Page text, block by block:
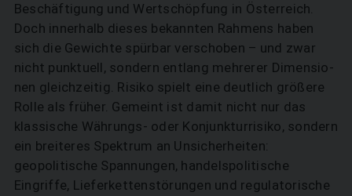
Beschäftigung und Wertschöpfung in Österreich.
Doch innerhalb dieses bekannten Rahmens haben
sich die Gewichte spürbar verschoben – und zwar
nicht punktuell, sondern entlang mehrerer Dimen­sio­
nen gleichzeitig. Risiko spielt eine deutlich größere
Rolle als früher. Gemeint ist damit nicht nur das
klassische Währungs- oder Konjunkturrisiko, sondern
ein breiteres Spektrum an Unsicherheiten:
geopolitische Spannungen, handelspolitische
Eingriffe, Lieferkettenstörungen und regulatorische